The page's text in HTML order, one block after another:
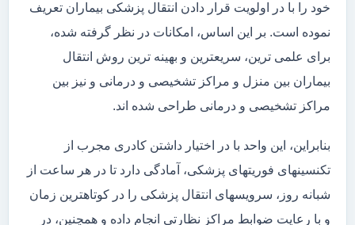
خود را با در اولویت قرار دادن انتقال پزشکی بیماران تعریف
نموده است. بر این اساس، امکانات در نظر گرفته شده،
برای علمی ترین، سریعترین و بهینه ترین روش انتقال
بیماران بین منزل و مراکز تشخیصی و درمانی و نیز بین
مراکز تشخیصی و درمانی طراحی شده اند.
بنابراین، این واحد با در اختیار داشتن کادری مجرب از
تکنسینهای فوریتهای پزشکی، آمادگی دارد تا در هر ساعت از
شبانه روز، سرویسهای انتقال پزشکی را در کوتاهترین زمان
و با رعایت ضوابط مراکز نظارتی انجام داده و همچنین، در